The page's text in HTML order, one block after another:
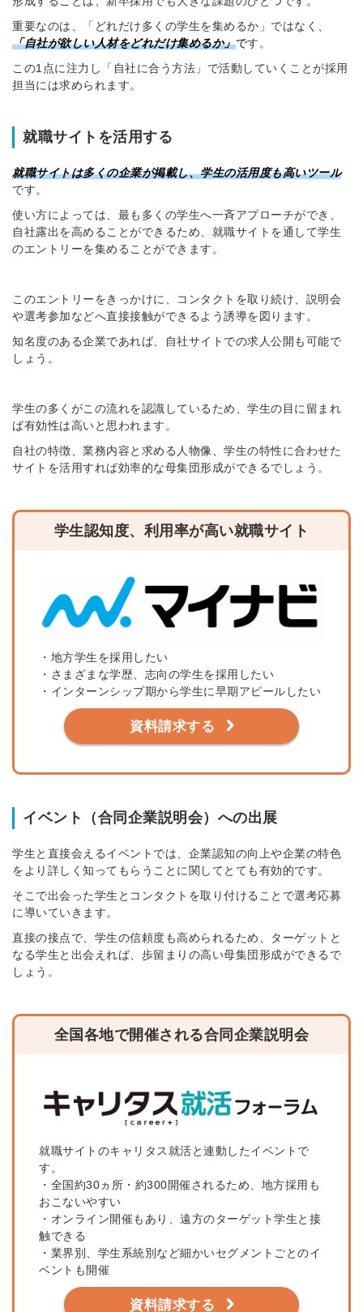
重要なのは、「どれだけ多くの学生を集めるか」ではなく、
「自社が欲しい人材をどれだけ集めるか」です。
この1点に注力し「自社に合う方法」で活動していくことが採用
担当には求められます。
就職サイトを活用する
就職サイトは多くの企業が掲載し、学生の活用度も高いツール
です。
使い方によっては、最も多くの学生へ一斉アプローチができ、
自社露出を高めることができるため、就職サイトを通して学生
のエントリーを集めることができます。
このエントリーをきっかけに、コンタクトを取り続け、説明会
や選考参加などへ直接接触ができるよう誘導を図ります。
知名度のある企業であれば、自社サイトでの求人公開も可能で
しょう。
学生の多くがこの流れを認識しているため、学生の目に留まれ
ば有効性は高いと思われます。
自社の特徴、業務内容と求める人物像、学生の特性に合わせた
サイトを活用すれば効率的な母集団形成ができるでしょう。
学生認知度、利用率が高い就職サイト
・地方学生を採用したい
・さまざまな学歴、志向の学生を採用したい
・インターンシップ期から学生に早期アピールしたい
資料請求する
イベント（合同企業説明会）への出展
学生と直接会えるイベントでは、企業認知の向上や企業の特色
をより詳しく知ってもらうことに関してとても有効的です。
そこで出会った学生とコンタクトを取り付けることで選考応募
に導いていきます。
直接の接点で、学生の信頼度も高められるため、ターゲットと
なる学生と出会えれば、歩留まりの高い母集団形成ができるで
しょう。
全国各地で開催される合同企業説明会
就職サイトのキャリタス就活と連動したイベントで
す。
・全国約30ヵ所・約300開催されるため、地方採用も
おこないやすい
・オンライン開催もあり、遠方のターゲット学生と接
触できる
・業界別、学生系統別など細かいセグメントごとのイ
ベントも開催
資料請求する
する
忘れですか？
でログイン
せん
※ログインIDとなります
利用規約と個人情報の取り扱い
同意のうえ
他サービスIDで登録